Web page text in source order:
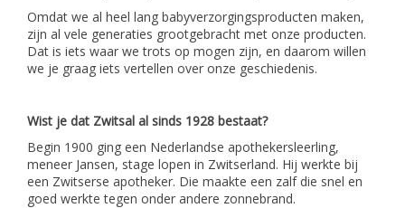
Omdat we al heel lang babyverzorgingsproducten maken,
zijn al vele generaties grootgebracht met onze producten.
Dat is iets waar we trots op mogen zijn, en daarom willen
we je graag iets vertellen over onze geschiedenis.
Wist je dat Zwitsal al sinds 1928 bestaat?
Begin 1900 ging een Nederlandse apothekersleerling,
meneer Jansen, stage lopen in Zwitserland. Hij werkte bij
een Zwitserse apotheker. Die maakte een zalf die snel en
goed werkte tegen onder andere zonnebrand.